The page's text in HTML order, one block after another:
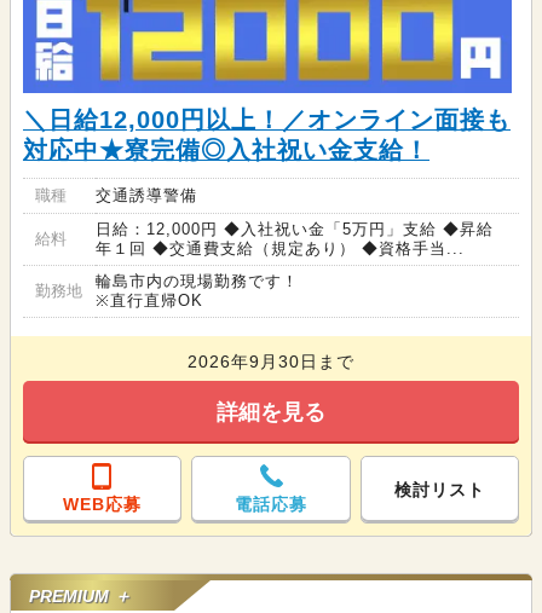
＼日給12,000円以上！／オンライン面接も
対応中★寮完備◎入社祝い金支給！
職種 交通誘導警備
給料
日給：12,000円 ◆入社祝い金「5万円」支給 ◆昇給
年１回 ◆交通費支給（規定あり） ◆資格手当...
勤務地
輪島市内の現場勤務です！
※直行直帰OK
2026年9月30日まで
詳細を見る
WEB応募 電話応募
検討リスト
PREMIUM ＋